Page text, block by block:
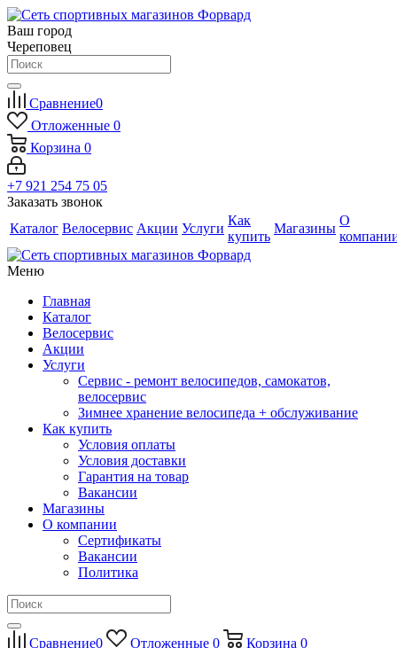
Ваш город
Череповец
Сравнение0
Отложенные 0
Корзина 0
+7 921 254 75 05
Заказать звонок
Каталог Велосервис Акции Услуги
Как
купить
Магазины
О
Меню
Главная
Каталог
Велосервис
Акции
Услуги
Сервис - ремонт велосипедов, самокатов,
велосервис
Зимнее хранение велосипеда + обслуживание
Как купить
Условия оплаты
Условия доставки
Гарантия на товар
Вакансии
Магазины
О компании
Сертификаты
Вакансии
Политика
Сравнение0 Отложенные 0 Корзина 0